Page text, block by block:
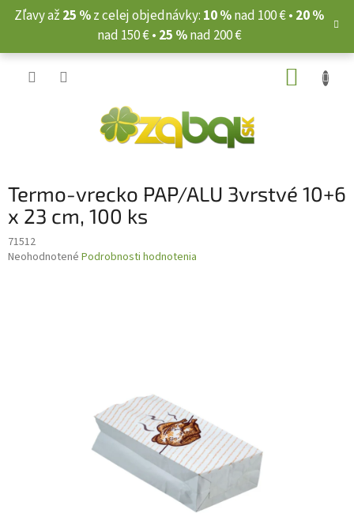
Prejsť
Zľavy až 25 %z celej objednávky: 10 %nad 100 € • 20 %
nad 150 € • 25 %nad 200 €
Termo-vrecko PAP/ALU 3vrstvé 10+6
x 23 cm, 100 ks
71512
Priemerné
Neohodnotené Podrobnosti hodnotenia